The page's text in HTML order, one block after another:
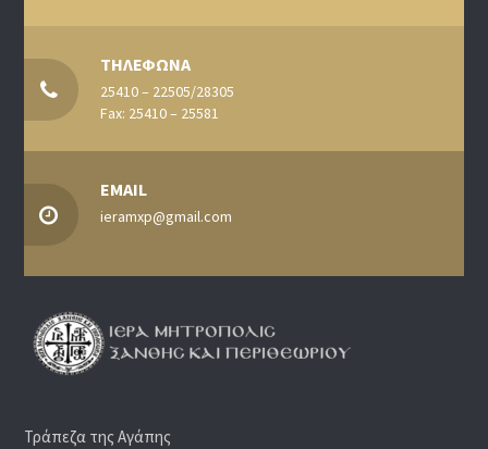
ΤΗΛΕΦΩΝΑ
25410 – 22505/28305
Fax: 25410 – 25581
EMAIL
ieramxp@gmail.com
Τράπεζα της Αγάπης